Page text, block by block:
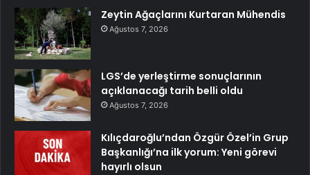
Zeytin Ağaçlarını Kurtaran Mühendis
Ağustos 7, 2026
LGS’de yerleştirme sonuçlarının
açıklanacağı tarih belli oldu
Ağustos 7, 2026
Kılıçdaroğlu’ndan Özgür Özel’in Grup
Başkanlığı’na ilk yorum: Yeni görevi
hayırlı olsun